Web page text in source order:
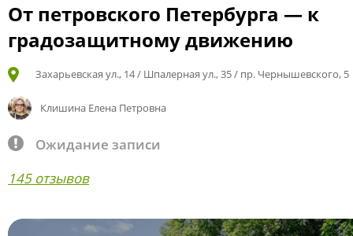
От петровского Петербурга — к
градозащитному движению
Захарьевская ул., 14 / Шпалерная ул., 35 / пр. Чернышевского, 5
Клишина Елена Петровна
Ожидание записи
145 отзывов